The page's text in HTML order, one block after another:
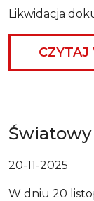
Likwidacja
CZYTAJ
20-11-2025
W dniu 20